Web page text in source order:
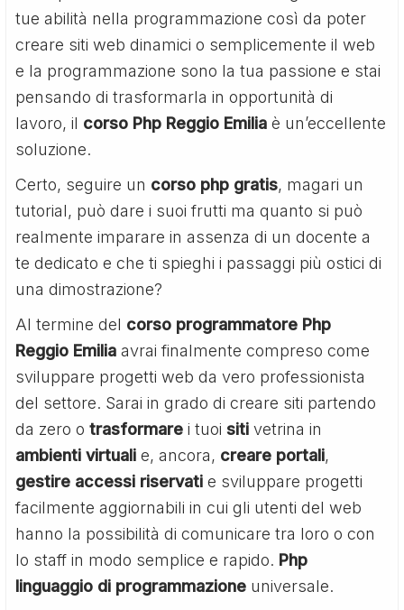
tue abilità nella programmazione così da poter
creare siti web dinamici o semplicemente il web
e la programmazione sono la tua passione e stai
pensando di trasformarla in opportunità di
lavoro, il corso Php Reggio Emilia è un’eccellente
soluzione.
Certo, seguire un corso php gratis, magari un
tutorial, può dare i suoi frutti ma quanto si può
realmente imparare in assenza di un docente a
te dedicato e che ti spieghi i passaggi più ostici di
una dimostrazione?
Al termine del corso programmatore Php
Reggio Emilia avrai finalmente compreso come
sviluppare progetti web da vero professionista
del settore. Sarai in grado di creare siti partendo
da zero otrasformare i tuoisiti vetrina in
ambienti virtuali e, ancora, creare portali,
gestire accessi riservati e sviluppare progetti
facilmente aggiornabili in cui gli utenti del web
hanno la possibilità di comunicare tra loro o con
lo staff in modo semplice e rapido. Php
linguaggio di programmazione universale.